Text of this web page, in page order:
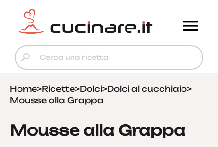
Home>Ricette>Dolci>Dolci al cucchiaio>
Mousse alla Grappa
Mousse alla Grappa